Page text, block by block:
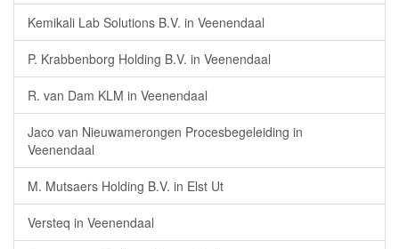
Kemikali Lab Solutions B.V. in Veenendaal
P. Krabbenborg Holding B.V. in Veenendaal
R. van Dam KLM in Veenendaal
Jaco van Nieuwamerongen Procesbegeleiding in
Veenendaal
M. Mutsaers Holding B.V. in Elst Ut
Versteq in Veenendaal